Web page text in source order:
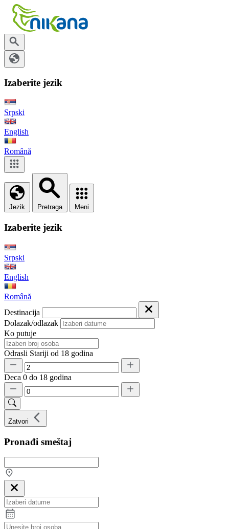
Izaberite jezik
Srpski
English
Română
Jezik Pretraga Meni
Izaberite jezik
Srpski
English
Română
Destinacija
Dolazak/odlazak
Ko putuje
Odrasli Stariji od 18 godina
Deca 0 do 18 godina
Zatvori
Pronađi smeštaj